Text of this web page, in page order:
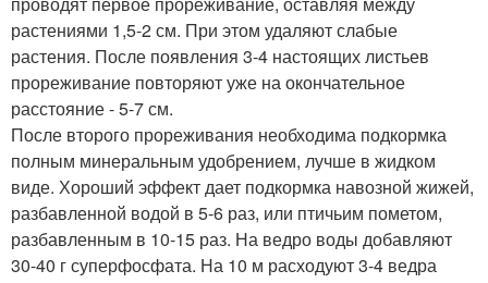
растениями 1,5-2 см. При этом удаляют слабые
растения. После появления 3-4 настоящих листьев
прореживание повторяют уже на окончательное
расстояние - 5-7 см.
После второго прореживания необходима подкормка
полным минеральным удобрением, лучше в жидком
виде. Хороший эффект дает подкормка навозной жижей,
разбавленной водой в 5-6 раз, или птичьим пометом,
разбавленным в 10-15 раз. На ведро воды добавляют
30-40 г суперфосфата. На 10 м расходуют 3-4 ведра